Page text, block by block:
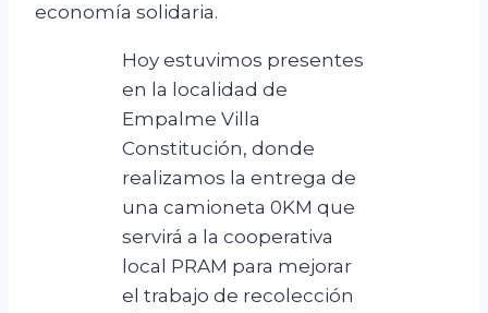
economía solidaria.
Hoy estuvimos presentes
en la localidad de
Empalme Villa
Constitución, donde
realizamos la entrega de
una camioneta 0KM que
servirá a la cooperativa
local PRAM para mejorar
el trabajo de recolección